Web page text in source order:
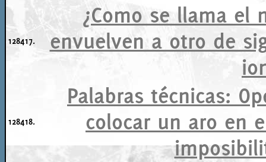
128417.
¿Como se llama el
envuelven a otro de
128418.
Palabras técnicas:
colocar un aro en